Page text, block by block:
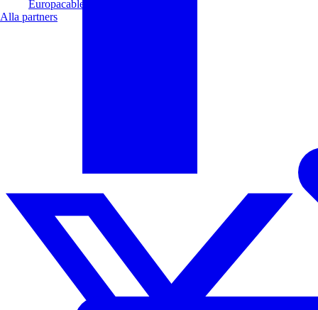
Europacable
Alla partners